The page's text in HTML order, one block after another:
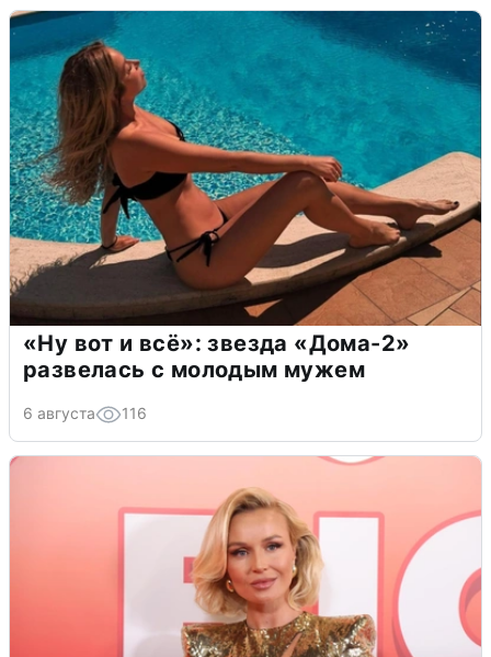
«Ну вот и всё»: звезда «Дома-2»
развелась с молодым мужем
6 августа 116